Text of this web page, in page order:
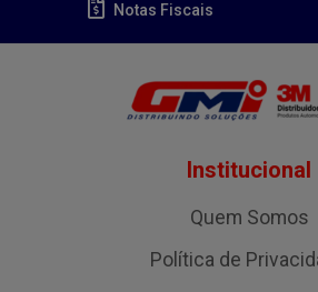
Notas Fiscais
Institucional
Quem Somos
Política de